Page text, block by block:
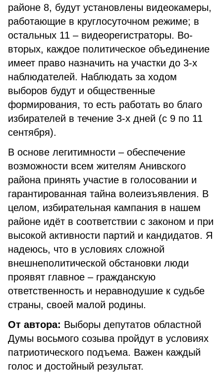
районе 8, будут установлены видеокамеры,
работающие в круглосуточном режиме; в
остальных 11 – видеорегистраторы. Во-
вторых, каждое политическое объединение
имеет право назначить на участки до 3-х
наблюдателей. Наблюдать за ходом
выборов будут и общественные
формирования, то есть работать во благо
избирателей в течение 3-х дней (с 9 по 11
сентября).
В основе легитимности – обеспечение
возможности всем жителям Анивского
района принять участие в голосовании и
гарантированная тайна волеизъявления. В
целом, избирательная кампания в нашем
районе идёт в соответствии с законом и при
высокой активности партий и кандидатов. Я
надеюсь, что в условиях сложной
внешнеполитической обстановки люди
проявят главное – гражданскую
ответственность и неравнодушие к судьбе
страны, своей малой родины.
От автора: Выборы депутатов областной
Думы восьмого созыва пройдут в условиях
патриотического подъема. Важен каждый
голос и достойный результат.